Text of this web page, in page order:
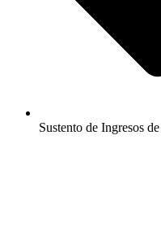
Sustento de Ingresos